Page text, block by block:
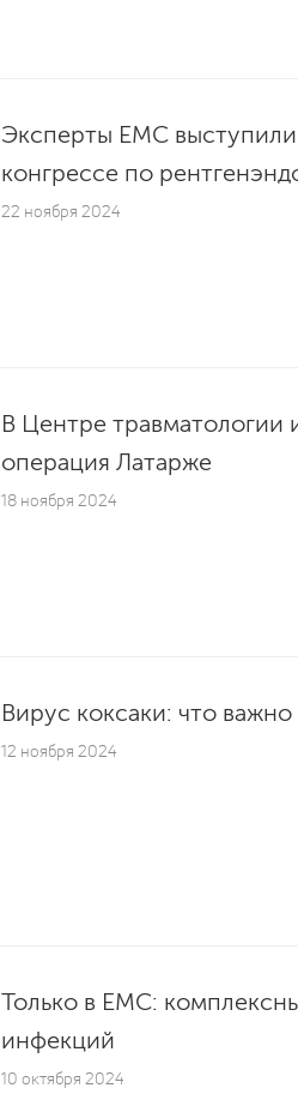
Эксперты ЕМС
конгрессе по
22 ноября 2024
В Центре
операция Латарже
18 ноября 2024
Вирус коксаки: что важно
12 ноября 2024
Только в EMC:
инфекций
10 октября 2024